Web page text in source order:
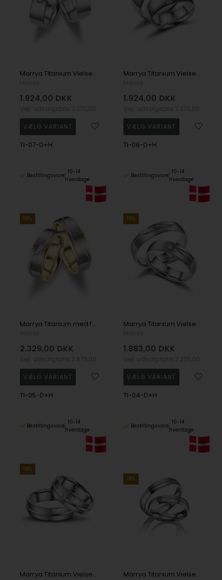
Marrya Titanium Vielsesringe med 3 stk Zirkonia
1.924,00 DKK
TI-07-D+H
Bestillingsvare
10-14
hverdage
Marrya Titanium Vielsesringe med 8 stk Zirkonia
1.924,00 DKK
TI-06-D+H
Bestillingsvare
10-14
hverdage
19%
Marrya Titanium med forgyldning Vielsesringe med 3 stk Zirkonia
2.329,00 DKK
TI-05-D+H
Bestillingsvare
10-14
hverdage
19%
Marrya Titanium Vielsesringe med 1 stk Zirkonia
1.883,00 DKK
TI-04-D+H
Bestillingsvare
10-14
hverdage
19%
Marrya Titanium Vielsesringe med 1 stk Zirkonia
19%
Marrya Titanium Vielsesringe med 1 stk Zirkonia